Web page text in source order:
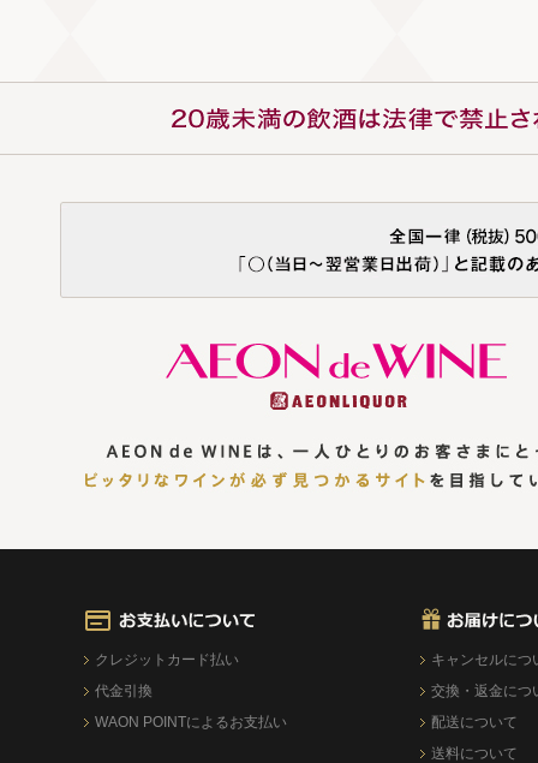
クレジットカード払い
代金引換
WAON POINTによるお支払い
キャンセルにつ
交換・返金につ
配送について
送料について